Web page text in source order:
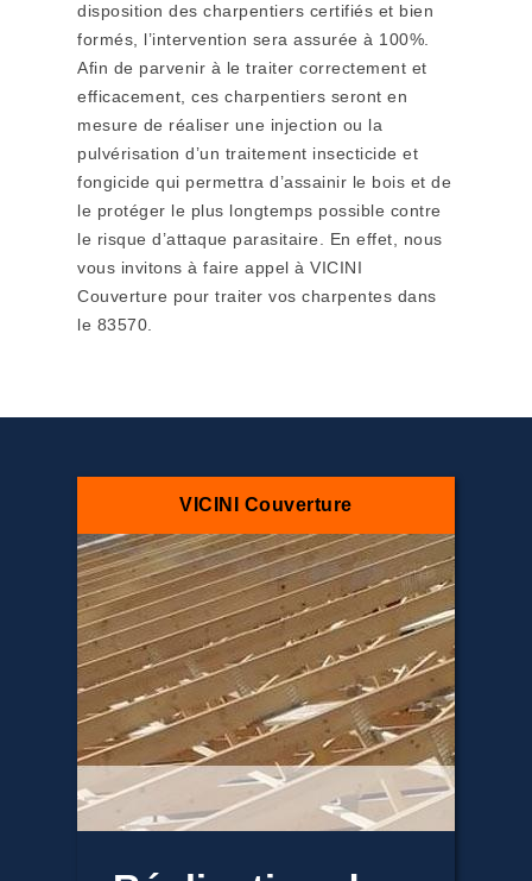
disposition des charpentiers certifiés et bien
formés, l’intervention sera assurée à 100%.
Afin de parvenir à le traiter correctement et
efficacement, ces charpentiers seront en
mesure de réaliser une injection ou la
pulvérisation d’un traitement insecticide et
fongicide qui permettra d’assainir le bois et de
le protéger le plus longtemps possible contre
le risque d’attaque parasitaire. En effet, nous
vous invitons à faire appel à VICINI
Couverture pour traiter vos charpentes dans
le 83570.
VICINI Couverture